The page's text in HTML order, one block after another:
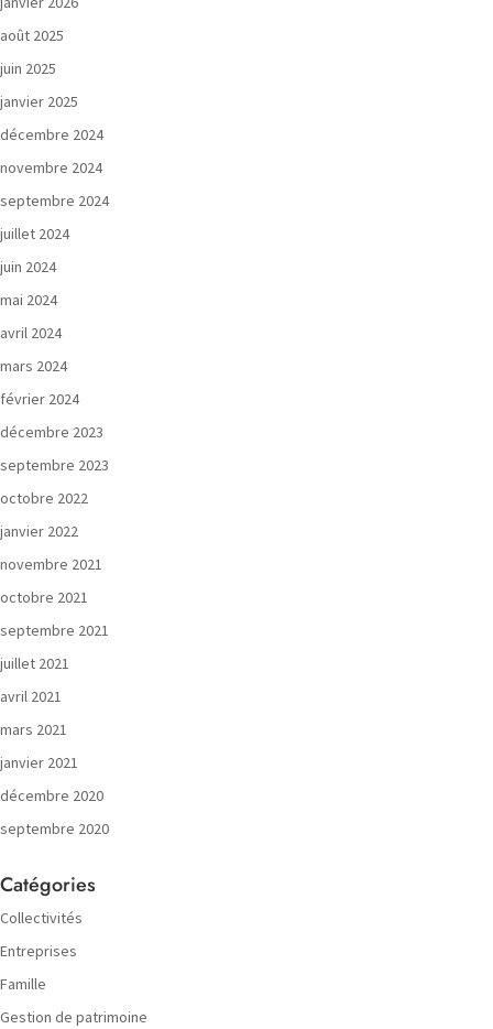
août 2025
juin 2025
janvier 2025
décembre 2024
novembre 2024
septembre 2024
juillet 2024
juin 2024
mai 2024
avril 2024
mars 2024
février 2024
décembre 2023
septembre 2023
octobre 2022
janvier 2022
novembre 2021
octobre 2021
septembre 2021
juillet 2021
avril 2021
mars 2021
janvier 2021
décembre 2020
septembre 2020
Catégories
Collectivités
Entreprises
Famille
Gestion de patrimoine